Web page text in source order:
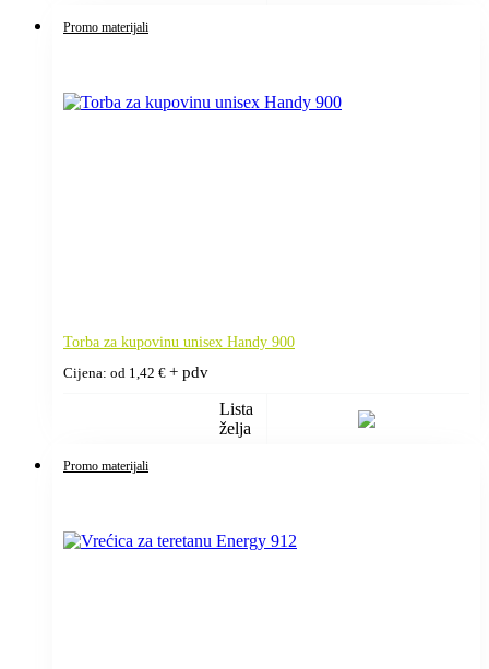
Promo materijali
Torba za kupovinu unisex Handy 900
Cijena: od 1,42 € + pdv
Lista
želja
Promo materijali